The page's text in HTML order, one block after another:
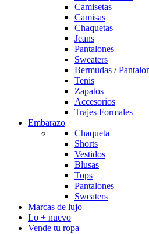
Camisetas
Camisas
Chaquetas
Jeans
Pantalones
Sweaters
Bermudas /
Tenis
Zapatos
Accesorios
Trajes Formales
Embarazo
Chaqueta
Shorts
Vestidos
Blusas
Tops
Pantalones
Sweaters
Marcas de lujo
Lo + nuevo
Vende tu ropa